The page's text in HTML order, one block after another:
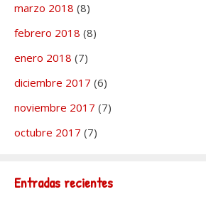
marzo 2018 (8)
febrero 2018 (8)
enero 2018 (7)
diciembre 2017 (6)
noviembre 2017 (7)
octubre 2017 (7)
Entradas recientes